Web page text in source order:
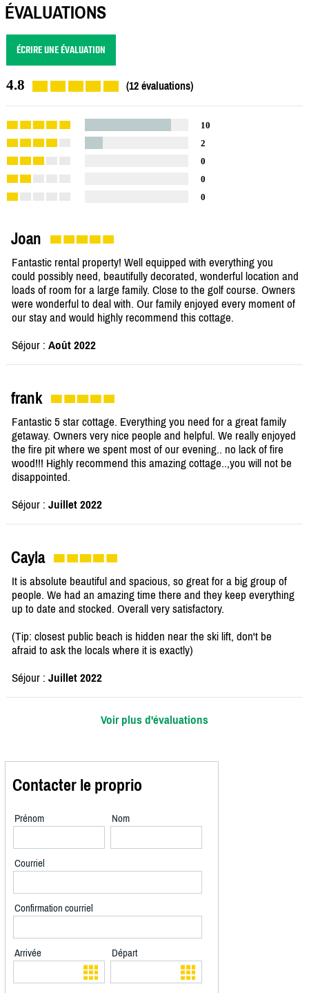
ÉVALUATIONS
ÉCRIRE UNE ÉVALUATION
4.8 (12 évaluations)
10
2
0
0
0
Joan
Fantastic rental property! Well equipped with everything you
could possibly need, beautifully decorated, wonderful location and
loads of room for a large family. Close to the golf course. Owners
were wonderful to deal with. Our family enjoyed every moment of
our stay and would highly recommend this cottage.
Séjour : Août 2022
frank
Fantastic 5 star cottage. Everything you need for a great family
getaway. Owners very nice people and helpful. We really enjoyed
the fire pit where we spent most of our evening.. no lack of fire
wood!!! Highly recommend this amazing cottage..,you will not be
disappointed.
Séjour : Juillet 2022
Cayla
It is absolute beautiful and spacious, so great for a big group of
people. We had an amazing time there and they keep everything
up to date and stocked. Overall very satisfactory.
(Tip: closest public beach is hidden near the ski lift, don't be
afraid to ask the locals where it is exactly)
Séjour : Juillet 2022
Voir plus d'évaluations
Contacter le proprio
Prénom Nom
Courriel
Confirmation courriel
Arrivée Départ